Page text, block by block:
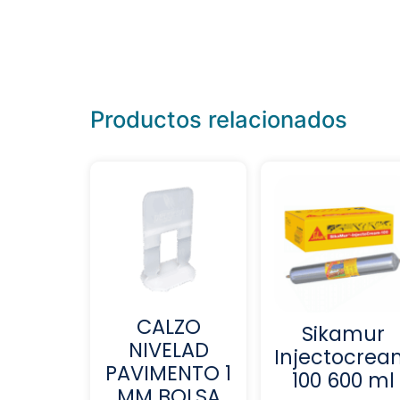
Productos relacionados
CALZO
NIVELAD
PAVIMENTO 1
Sikamur
100 600 ml